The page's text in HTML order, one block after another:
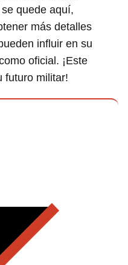
quede aquí,
más detalles
influir en su
oficial. ¡Este
futuro militar!